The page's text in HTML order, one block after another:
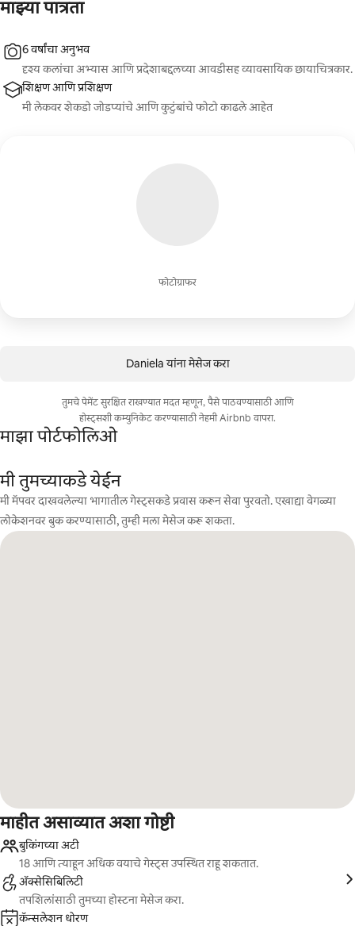
माझ्या पात्रता
फोटोग्राफर
6 वर्षांचा अनुभव
दृश्य कलांचा अभ्यास आणि प्रदेशाबद्दलच्या आवडीसह व्यावसायिक छायाचित्रकार.
शिक्षण आणि प्रशिक्षण
मी लेकवर शेकडो जोडप्यांचे आणि कुटुंबांचे फोटो काढले आहेत
Daniela यांना मेसेज करा
तुमचे पेमेंट सुरक्षित राखण्यात मदत म्हणून, पैसे पाठवण्यासाठी आणि
होस्ट्सशी कम्युनिकेट करण्यासाठी नेहमी Airbnb वापरा.
माझा पोर्टफोलिओ
मी तुमच्याकडे येईन
मी मॅपवर दाखवलेल्या भागातील गेस्ट्सकडे प्रवास करून सेवा पुरवतो. एखाद्या वेगळ्या
लोकेशनवर बुक करण्यासाठी, तुम्ही मला मेसेज करू शकता.
माहीत असाव्यात अशा गोष्टी
बुकिंगच्या अटी
18 आणि त्याहून अधिक वयाचे गेस्ट्स उपस्थित राहू शकतात.
ॲक्सेसिबिलिटी
तपशिलांसाठी तुमच्या होस्टना मेसेज करा.
कॅन्सलेशन धोरण